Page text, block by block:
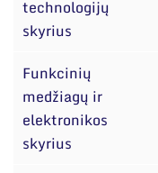
technologijų
skyrius
Funkcinių
medžiagų ir
elektronikos
skyrius